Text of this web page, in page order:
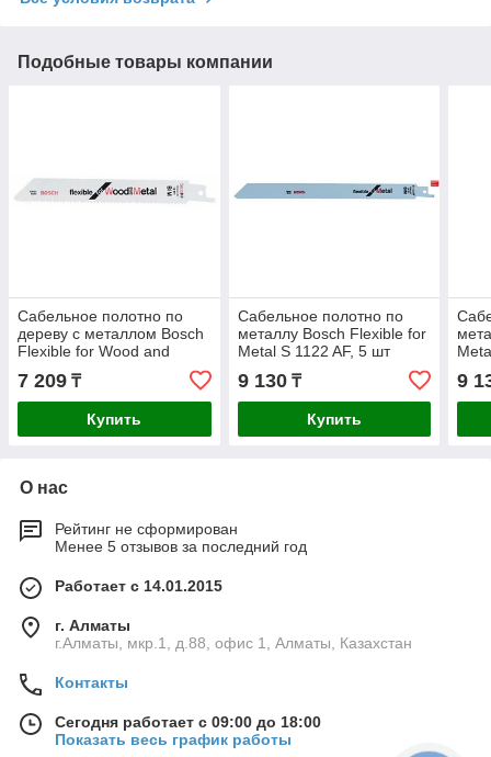
Подобные товары компании
Сабельное полотно по
дереву c металлом Bosch
Flexible for Wood and
7 209 ₸
Купить
Сабельное полотно по
металлу Bosch Flexible for
Metal S 1122 AF, 5 шт
9 130₸
Купить
9
О нас
Рейтинг не сформирован
Менее 5 отзывов за последний год
Работает с 14.01.2015
г. Алматы
г.Алматы, мкр.1, д.88, офис 1, Алматы, Казахстан
Контакты
Сегодня работает с 09:00 до 18:00
Показать весь график работы